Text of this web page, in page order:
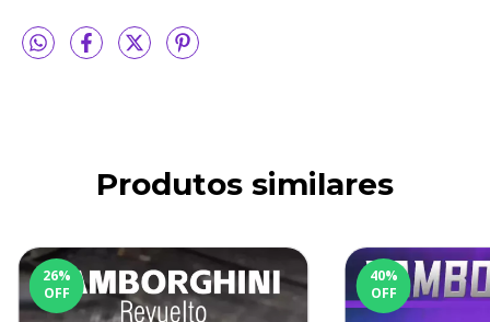
Produtos similares
26%
OFF
40%
OFF